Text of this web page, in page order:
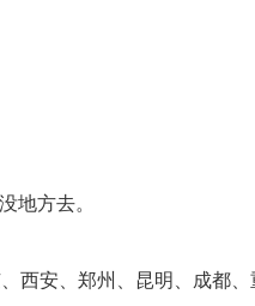
地方去。
西安、郑州、昆明、成都